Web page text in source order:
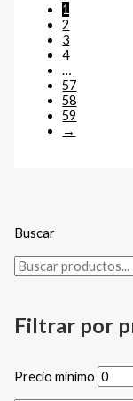
Buscar
Filtrar por
Precio mínimo
1
2
3
4
…
57
58
59
→